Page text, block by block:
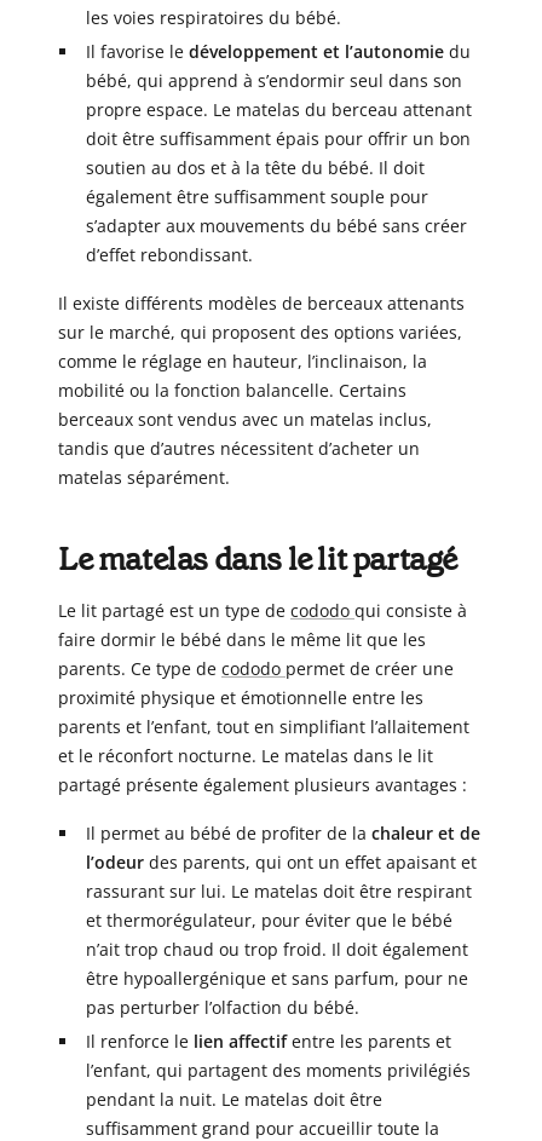
les voies respiratoires du bébé.
Il favorise le développement et l’autonomiedu
bébé, qui apprend à s’endormir seul dans son
propre espace. Le matelas du berceau attenant
doit être suffisamment épais pour offrir un bon
soutien au dos et à la tête du bébé. Il doit
également être suffisamment souple pour
s’adapter aux mouvements du bébé sans créer
d’effet rebondissant.
Il existe différents modèles de berceaux attenants
sur le marché, qui proposent des options variées,
comme le réglage en hauteur, l’inclinaison, la
mobilité ou la fonction balancelle. Certains
berceaux sont vendus avec un matelas inclus,
tandis que d’autres nécessitent d’acheter un
matelas séparément.
Le matelas dans le lit partagé
Le lit partagé est un type de cododo qui consiste à
faire dormir le bébé dans le même lit que les
parents. Ce type de cododo permet de créer une
proximité physique et émotionnelle entre les
parents et l’enfant, tout en simplifiant l’allaitement
et le réconfort nocturne. Le matelas dans le lit
partagé présente également plusieurs avantages :
Il permet au bébé de profiter de la chaleur et de
l’odeurdes parents, qui ont un effet apaisant et
rassurant sur lui. Le matelas doit être respirant
et thermorégulateur, pour éviter que le bébé
n’ait trop chaud ou trop froid. Il doit également
être hypoallergénique et sans parfum, pour ne
pas perturber l’olfaction du bébé.
Il renforce le lien affectifentre les parents et
l’enfant, qui partagent des moments privilégiés
pendant la nuit. Le matelas doit être
suffisamment grand pour accueillir toute la